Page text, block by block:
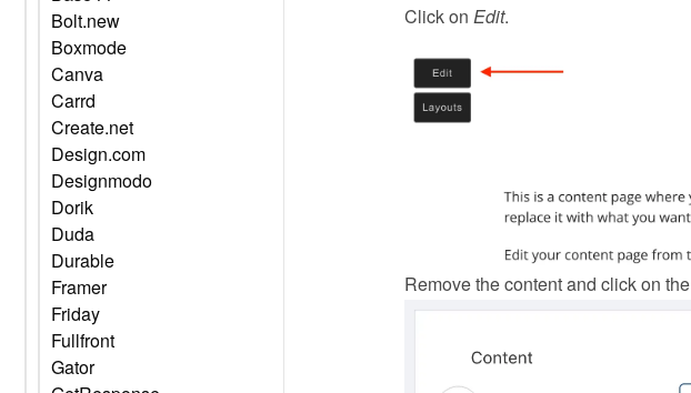
Bolt.new
Boxmode
Canva
Carrd
Create.net
Design.com
Designmodo
Dorik
Duda
Durable
Framer
Friday
Fullfront
Gator
Click on Edit.
Remove the content and click on the